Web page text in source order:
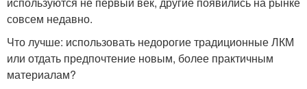
совсем недавно.
Что лучше: использовать недорогие традиционные ЛКМ
или отдать предпочтение новым, более практичным
материалам?